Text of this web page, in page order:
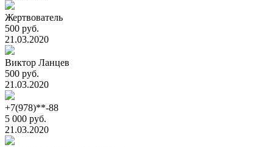
Жертвователь
500 руб.
21.03.2020
Виктор Ланцев
500 руб.
21.03.2020
+7(978)**-88
5 000 руб.
21.03.2020